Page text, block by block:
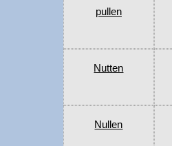
pullen
Nutten
Nullen